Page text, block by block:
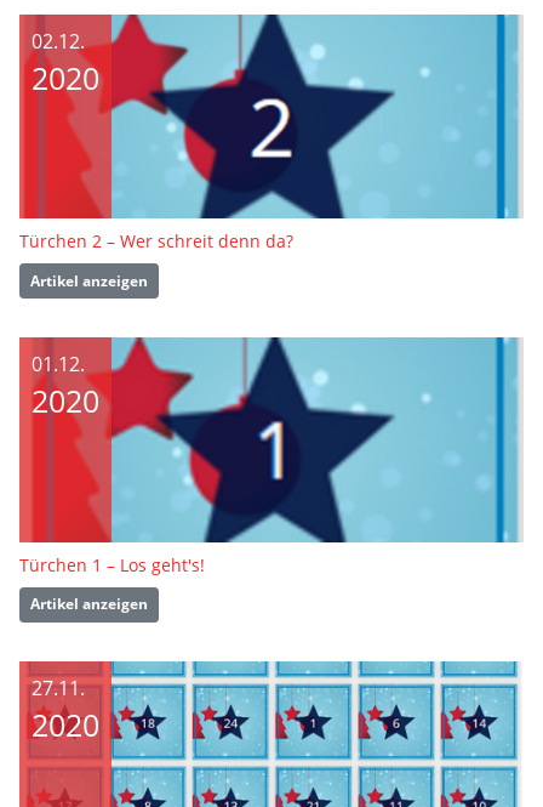
02.12.
2020
Türchen 2 – Wer schreit denn da?
Artikel anzeigen
01.12.
2020
Türchen 1 – Los geht's!
Artikel anzeigen
27.11.
2020